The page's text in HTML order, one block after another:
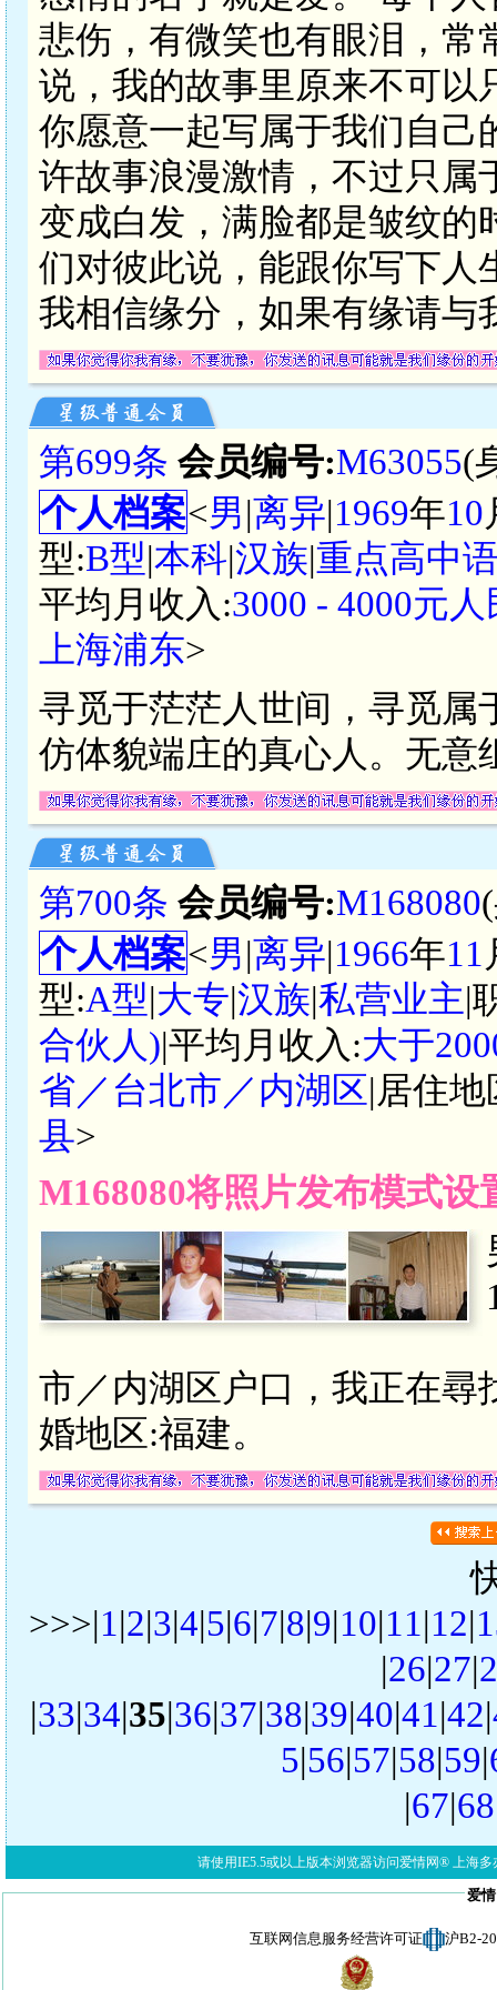
悲伤，有微笑也有眼泪，常
说，我的故事里原来不可以
你愿意一起写属于我们自己
许故事浪漫激情，不过只属
变成白发，满脸都是皱纹的
们对彼此说，能跟你写下人
我相信缘分，如果有缘请与
第699条 会员编号:M63055(
个人档案<男|离异|1969年10
型:B型|本科|汉族|重点高中
平均月收入:3000 - 4000元
上海浦东>
寻觅于茫茫人世间，寻觅属
仿体貌端庄的真心人。无意
第700条 会员编号:M168080
个人档案<男|离异|1966年11
型:A型|大专|汉族|私营业主|
合伙人)|平均月收入:大于
省／台北市／内湖区|居住地
县>
M168080将照片发布模式
市／内湖区户口，我正在尋
婚地区:福建。
>>>|1|2|3|4|5|6|7|8|9|10|11|12|
|26|27|
|33|34|35|36|37|38|39|40|41|42|
5|56|57|58|59|
|67|68
请使用IE5.5或以上版本浏览器访问爱情网® 上海多
爱
互联网信息服务经营许可证 沪B2-